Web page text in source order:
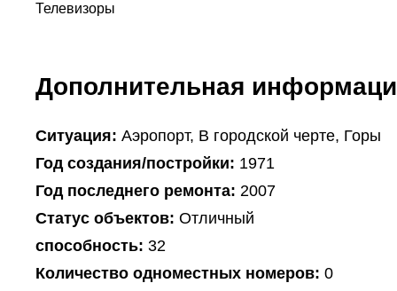
Телевизоры
Дополнительная
Ситуация: Аэропорт, В городской черте, Горы
Год создания/постройки: 1971
Год последнего ремонта: 2007
Статус объектов: Отличный
способность: 32
Количество одноместных номеров: 0